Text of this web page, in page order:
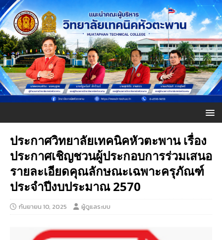
ประกาศวิทยาลัยเทคนิคหัวตะพาน เรื่อง
ประกาศเชิญชวนผู้ประกอบการร่วมเสนอ
รายละเอียดคุณลักษณะเฉพาะครุภัณฑ์
ประจำปีงบประมาณ 2570
กันยายน 10, 2025 ผู้ดูแลระบบ